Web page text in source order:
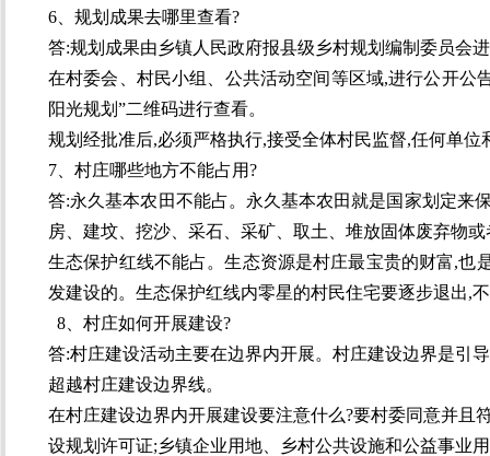
6、规划成果去哪里查看?
答:规划成果由乡镇人民政府报县级乡村规划编制委员会
在村委会、村民小组、公共活动空间等区域,进行公开公
阳光规划”二维码进行查看。
规划经批准后,必须严格执行,接受全体村民监督,任何单
7、村庄哪些地方不能占用?
答:永久基本农田不能占。永久基本农田就是国家划定来
房、建坟、挖沙、采石、采矿、取土、堆放固体废弃物
生态保护红线不能占。生态资源是村庄最宝贵的财富,也
发建设的。生态保护红线内零星的村民住宅要逐步退出,
8、村庄如何开展建设?
答:村庄建设活动主要在边界内开展。村庄建设边界是引
超越村庄建设边界线。
在村庄建设边界内开展建设要注意什么?要村委同意并
设规划许可证;乡镇企业用地、乡村公共设施和公益事业